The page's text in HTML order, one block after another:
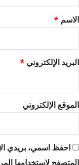
*
الاسم *
البريد الإلكتروني *
الموقع الإلكتروني
احفظ اسمي، بريدي
المتصفح لاستخدامها